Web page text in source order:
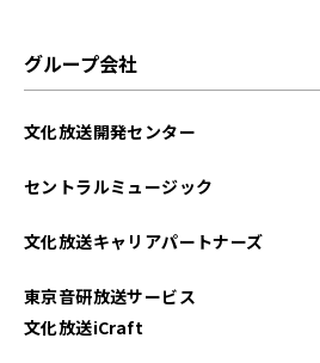
2024年09月
グループ会社
文化放送開発センター
セントラルミュージック
文化放送キャリアパートナーズ
東京音研放送サービス
文化放送iCraft